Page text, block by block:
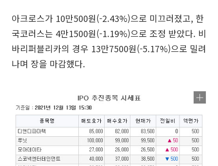
아크로스가 10만500원(-2.43%)으로 미끄러졌고, 한
국코러스는 4만1500원(-1.19%)으로 조정 받았다. 비
바리퍼블리카의 경우 13만7500원(-5.17%)으로 밀려
나며 장을 마감했다.